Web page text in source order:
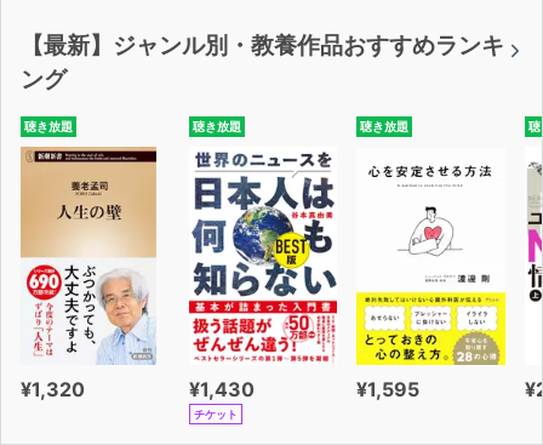
【最新】ジャンル別・教養作品おすすめランキ
ング
聴き放題
¥1,320
聴き放題
¥1,430
チケット
聴き放題
¥1,595
聴